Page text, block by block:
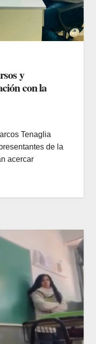
y
con la
Tenaglia
de la
acercar